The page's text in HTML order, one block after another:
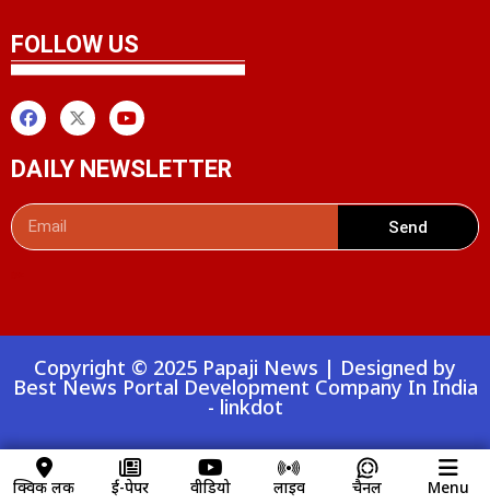
FOLLOW US
DAILY NEWSLETTER
Send
Copyright © 2025 Papaji News | Designed by
Best News Portal Development Company In India
- linkdot
क्विक लिंक ई-पेपर वीडियो लाइव चैनल Menu